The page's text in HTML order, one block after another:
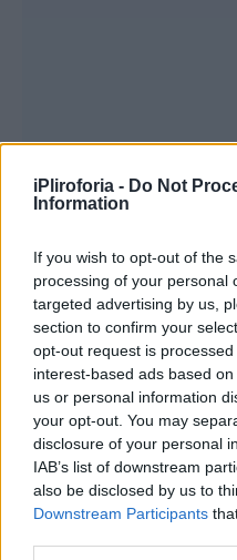
iPliroforia - Do Not
Information
If you wish to opt-out of the
processing of your personal
targeted advertising by us,
section to confirm your
opt-out request is
interest-based ads based
us or personal information
your opt-out. You may
disclosure of your personal
IAB’s list of downstream
also be disclosed by us to
Downstream Participants
Αναβιώνει
«Εγκλήματα»